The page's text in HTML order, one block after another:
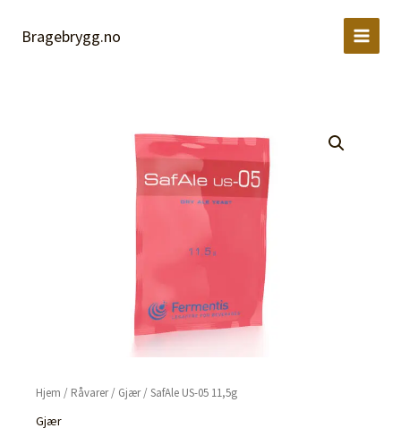
Bragebrygg.no
Hjem / Råvarer/ Gjær/ SafAle US-05 11,5g
Gjær
11,5g